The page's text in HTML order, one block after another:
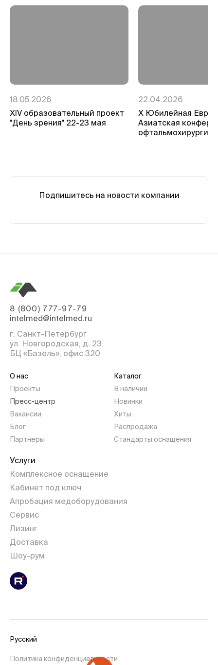
18.05.2026
ХIV образовательный проект
"День зрения" 22-23 мая
22.04.2026
Х Юбилейная Евро-
Азиатская
офтальмохирургии
Подпишитесь на новости компании
8 (800) 777-97-79
intelmed@intelmed.ru
г. Санкт-Петербург
ул. Новгородская, д. 23
БЦ «Базель», офис 320
О нас
Проекты
Пресс-центр
Вакансии
Блог
Партнеры
Каталог
В наличии
Новинки
Хиты
Распродажа
Стандарты оснащения
Услуги
Комплексное оснащение
Кабинет под ключ
Апробация медоборудования
Сервис
Лизинг
Доставка
Шоу-рум
Русский
Политика конфиденциальности